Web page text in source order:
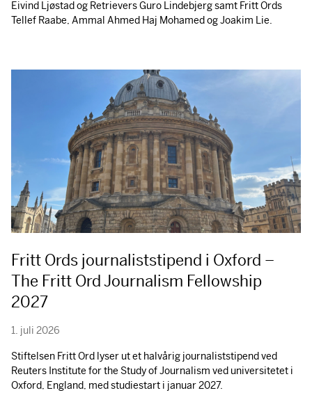
Eivind Ljøstad og Retrievers Guro Lindebjerg samt Fritt Ords
Tellef Raabe, Ammal Ahmed Haj Mohamed og Joakim Lie.
Fritt Ords journaliststipend i Oxford –
The Fritt Ord Journalism Fellowship
2027
1. juli 2026
Stiftelsen Fritt Ord lyser ut et halvårig journaliststipend ved
Reuters Institute for the Study of Journalism ved universitetet i
Oxford, England, med studiestart i januar 2027.